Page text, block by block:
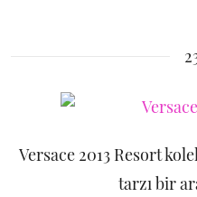
Versace 2013 Resort
tarzı bir